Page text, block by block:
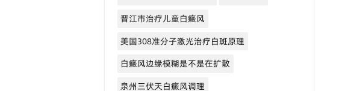
晋江市治疗儿童白癜风
美国308准分子激光治疗白斑原理
白癜风边缘模糊是不是在扩散
泉州三伏天白癜风调理